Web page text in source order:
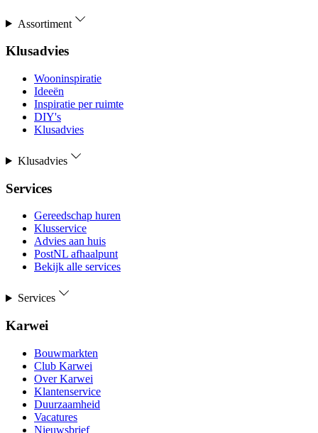
Assortiment
Klusadvies
Wooninspiratie
Ideeën
Inspiratie per ruimte
DIY's
Klusadvies
Klusadvies
Services
Gereedschap huren
Klusservice
Advies aan huis
PostNL afhaalpunt
Bekijk alle services
Services
Karwei
Bouwmarkten
Club Karwei
Over Karwei
Klantenservice
Duurzaamheid
Vacatures
Nieuwsbrief